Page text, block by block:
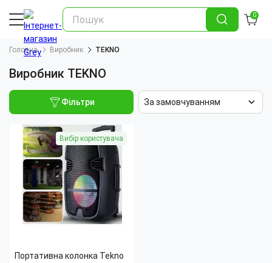
0
Головна Виробник TEKNO
Виробник TEKNO
Фільтри За замовчуванням
Вибір користувача
Портативна колонка Tekno